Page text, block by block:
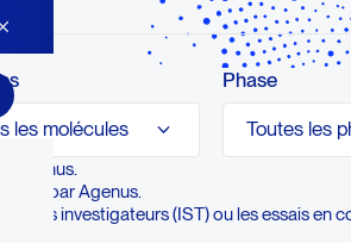
les molécules
Phase
Toutes les
Agenus.
par Agenus.
par les investigateurs (IST) ou les essais en